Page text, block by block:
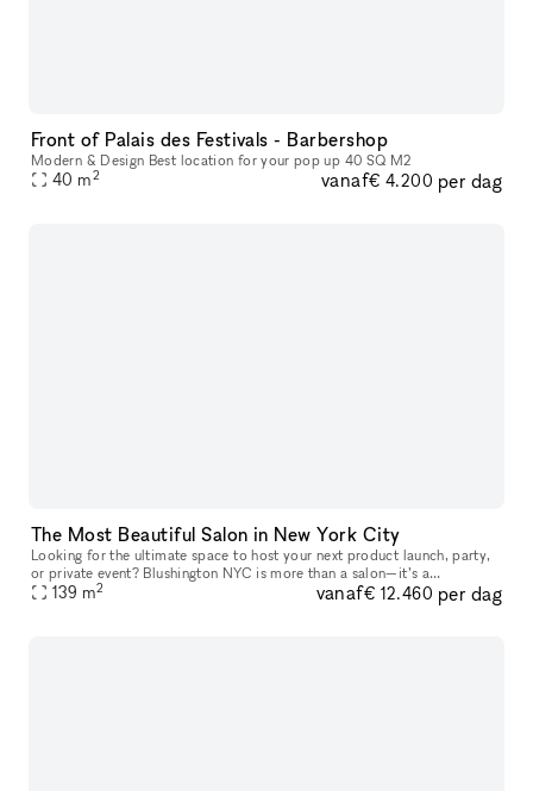
Front of Palais des Festivals - Barbershop
Modern & Design Best location for your pop up 40 SQ M2
40 m2 vanaf€ 4.200 per dag
The Most Beautiful Salon in New York City
Looking for the ultimate space to host your next product launch, party,
or private event? Blushington NYC is more than a salon—it’s a
destination. With over 15 stations, our lounge is one of the only
139 m2 vanaf€ 12.460 per dag